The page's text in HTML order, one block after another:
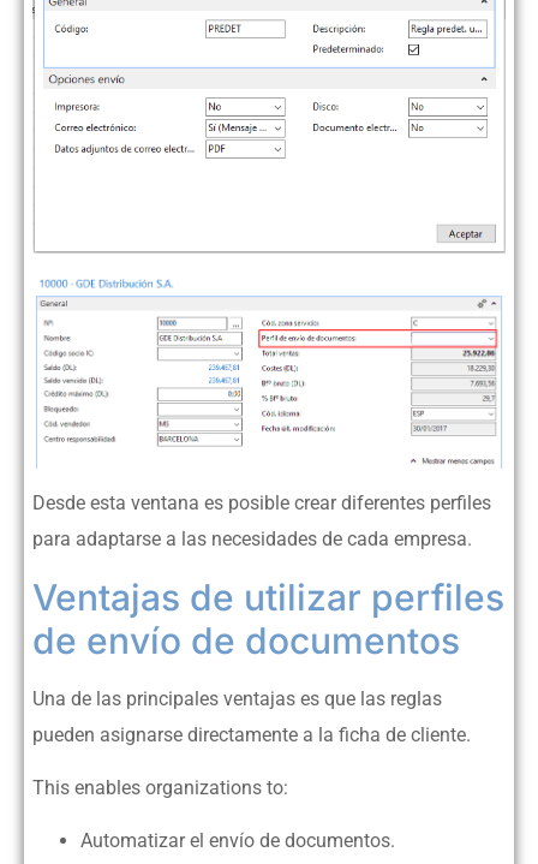
Desde esta ventana es posible crear diferentes perfiles
para adaptarse a las necesidades de cada empresa.
Ventajas de utilizar perfiles
de envío de documentos
Una de las principales ventajas es que las reglas
pueden asignarse directamente a la ficha de cliente.
This enables organizations to:
Automatizar el envío de documentos.